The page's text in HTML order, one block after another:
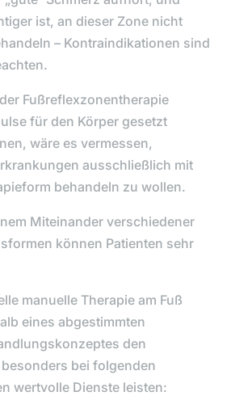
ist, an dieser Zone nicht
– Kontraindikationen sind
Fußreflexzonentherapie
für den Körper gesetzt
wäre es vermessen,
ausschließlich mit
behandeln zu wollen.
Miteinander verschiedener
können Patienten sehr
manuelle Therapie am Fuß
eines abgestimmten
den
bei folgenden
wertvolle Dienste leisten: